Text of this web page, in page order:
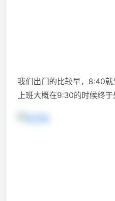
我们出门的比较早，8:40
上班大概在9:30的时候终于